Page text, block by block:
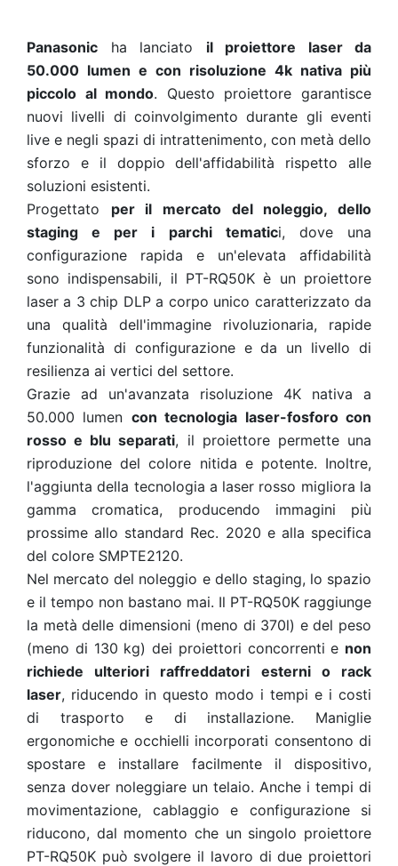
Panasonic ha lanciato il proiettore laser da
50.000 lumen e con risoluzione 4k nativa più
piccolo al mondo. Questo proiettore garantisce
nuovi livelli di coinvolgimento durante gli eventi
live e negli spazi di intrattenimento, con metà dello
sforzo e il doppio dell'affidabilità rispetto alle
soluzioni esistenti.
Progettato per il mercato del noleggio, dello
staging e per i parchi tematici, dove una
configurazione rapida e un'elevata affidabilità
sono indispensabili, il PT-RQ50K è un proiettore
laser a 3 chip DLP a corpo unico caratterizzato da
una qualità dell'immagine rivoluzionaria, rapide
funzionalità di configurazione e da un livello di
resilienza ai vertici del settore.
Grazie ad un'avanzata risoluzione 4K nativa a
50.000 lumen con tecnologia laser-fosforo con
rosso e blu separati, il proiettore permette una
riproduzione del colore nitida e potente. Inoltre,
l'aggiunta della tecnologia a laser rosso migliora la
gamma cromatica, producendo immagini più
prossime allo standard Rec. 2020 e alla specifica
del colore SMPTE2120.
Nel mercato del noleggio e dello staging, lo spazio
e il tempo non bastano mai. Il PT-RQ50K raggiunge
la metà delle dimensioni (meno di 370l) e del peso
(meno di 130 kg) dei proiettori concorrenti e non
richiede ulteriori raffreddatori esterni o rack
laser, riducendo in questo modo i tempi e i costi
di trasporto e di installazione. Maniglie
ergonomiche e occhielli incorporati consentono di
spostare e installare facilmente il dispositivo,
senza dover noleggiare un telaio. Anche i tempi di
movimentazione, cablaggio e configurazione si
riducono, dal momento che un singolo proiettore
PT-RQ50K può svolgere il lavoro di due proiettori